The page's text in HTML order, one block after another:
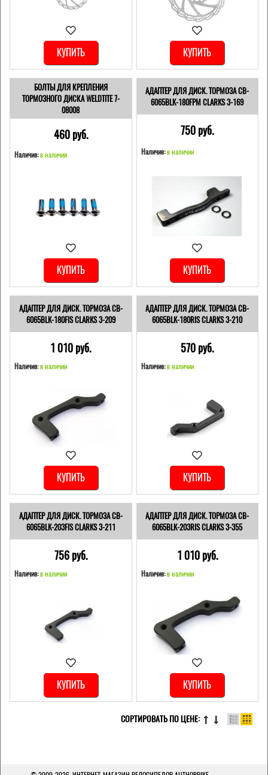
КУПИТЬ КУПИТЬ
БОЛТЫ ДЛЯ КРЕПЛЕНИЯ
ТОРМОЗНОГО ДИСКА WELDTITE 7-
08008
460 pуб.
Наличие:в наличии
КУПИТЬ
АДАПТЕР ДЛЯ ДИСК. ТОРМОЗА CB-
6065BLK-180FPM CLARKS 3-169
750 pуб.
Наличие: в наличии
КУПИТЬ
АДАПТЕР ДЛЯ ДИСК. ТОРМОЗА CB-
6065BLK-180FIS CLARKS 3-209
1 010 pуб.
Наличие:в наличии
КУПИТЬ
АДАПТЕР ДЛЯ ДИСК. ТОРМОЗА CB-
6065BLK-180RIS CLARKS 3-210
570 pуб.
Наличие: в наличии
КУПИТЬ
АДАПТЕР ДЛЯ ДИСК. ТОРМОЗА CB-
6065BLK-203FIS CLARKS 3-211
756 pуб.
Наличие:в наличии
КУПИТЬ
АДАПТЕР ДЛЯ ДИСК. ТОРМОЗА CB-
6065BLK-203RIS CLARKS 3-355
1 010 pуб.
Наличие: в наличии
КУПИТЬ
СОРТИРОВАТЬ ПО ЦЕНЕ: